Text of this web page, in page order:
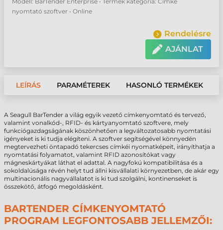
nyomtató szoftver • Online
Rendelésre
AJÁNLAT
LEÍRÁS PARAMÉTEREK HASONLÓ TERMÉKEK
A Seagull BarTender a világ egyik vezető címkenyomtató és tervező,
valamint vonalkód-, RFID- és kártyanyomtató szoftvere, mely
funkciógazdagságának köszönhetően a legváltozatosabb nyomtatási
igényeket is ki tudja elégíteni. A szoftver segítségével könnyedén
megtervezheti öntapadó tekercses címkéi nyomatképeit, irányíthatja a
nyomtatási folyamatot, valamint RFID azonosítókat vagy
mágneskártyákat láthat el adattal. A nagyfokú kompatibilitása és a
sokoldalúsága révén helyt tud állni kisvállalati környezetben, de akár egy
multinacionális nagyvállalatot is ki tud szolgálni, kontinenseket is
összekötő, átfogó megoldásként.
BARTENDER CÍMKENYOMTATÓ
PROGRAM LEGFONTOSABB JELLEMZŐI: